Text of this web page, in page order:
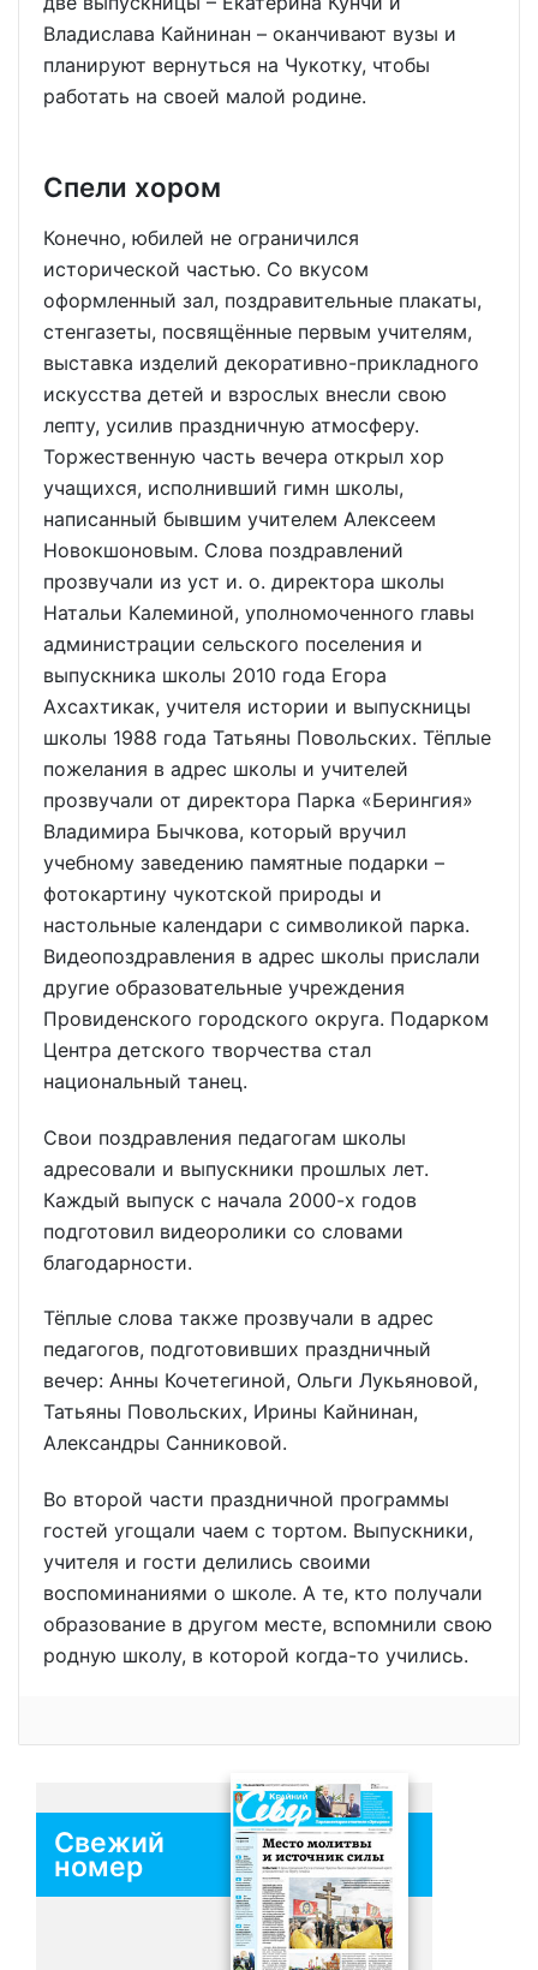
Владислава Кайнинан – оканчивают вузы и
планируют вернуться на Чукотку, чтобы
работать на своей малой родине.
Спели хором
Конечно, юбилей не ограничился
исторической частью. Со вкусом
оформленный зал, поздравительные плакаты,
стенгазеты, посвящённые первым учителям,
выставка изделий декоративно-прикладного
искусства детей и взрослых внесли свою
лепту, усилив праздничную атмосферу.
Торжественную часть вечера открыл хор
учащихся, исполнивший гимн школы,
написанный бывшим учителем Алексеем
Новокшоновым. Слова поздравлений
прозвучали из уст и. о. директора школы
Натальи Калеминой, уполномоченного главы
администрации сельского поселения и
выпускника школы 2010 года Егора
Ахсахтикак, учителя истории и выпускницы
школы 1988 года Татьяны Повольских. Тёплые
пожелания в адрес школы и учителей
прозвучали от директора Парка «Берингия»
Владимира Бычкова, который вручил
учебному заведению памятные подарки –
фотокартину чукотской природы и
настольные календари с символикой парка.
Видеопоздравления в адрес школы прислали
другие образовательные учреждения
Провиденского городского округа. Подарком
Центра детского творчества стал
национальный танец.
Свои поздравления педагогам школы
адресовали и выпускники прошлых лет.
Каждый выпуск с начала 2000-х годов
подготовил видеоролики со словами
благодарности.
Тёплые слова также прозвучали в адрес
педагогов, подготовивших праздничный
вечер: Анны Кочетегиной, Ольги Лукьяновой,
Татьяны Повольских, Ирины Кайнинан,
Александры Санниковой.
Во второй части праздничной программы
гостей угощали чаем с тортом. Выпускники,
учителя и гости делились своими
воспоминаниями о школе. А те, кто получали
образование в другом месте, вспомнили свою
родную школу, в которой когда-то учились.
Свежий
номер